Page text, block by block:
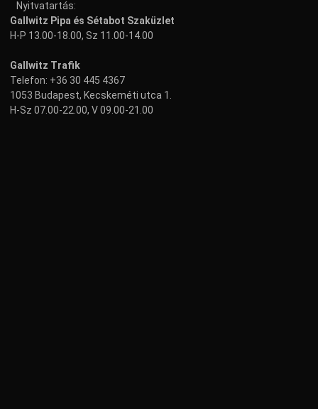
Nyitvatartás:
Gallwitz Pipa és Sétabot Szaküzlet
H-P 13.00-18.00, Sz 11.00-14.00
Gallwitz Trafik
Telefon: +36 30 445 4367
1053 Budapest, Kecskeméti utca 1.
H-Sz 07.00-22.00, V 09.00-21.00